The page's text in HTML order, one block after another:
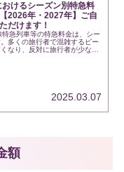
けるシーズン別特急料
2026年・2027年】ご自
だけます！
急列車等の特急料金は、シー
多くの旅行者で混雑するピー
なり、反対に旅行者が少なく
2025.03.07
額